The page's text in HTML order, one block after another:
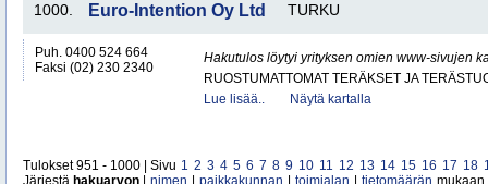
1000. Euro-Intention Oy Ltd TURKU
Puh. 0400 524 664
Faksi (02) 230 2340
Hakutulos löytyi yrityksen omien www-sivujen
RUOSTUMATTOMAT TERÄKSET JA
Lue lisää..
Näytä kartalla
Tulokset 951 - 1000 | Sivu 1 2 3 4 5 6 7 8 9 10 11 12 13 14 15 16 17 18
Järjestä hakuarvon nimen paikkakunnan toimialan tietomäärän mukaan